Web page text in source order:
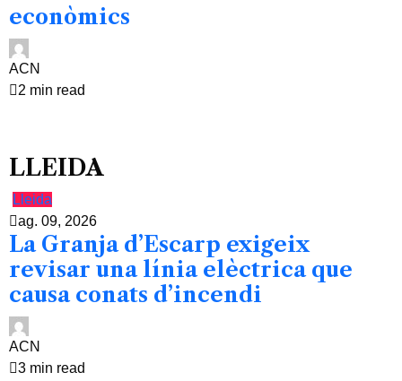
econòmics
ACN
2 min read
LLEIDA
Lleida
ag. 09, 2026
La Granja d’Escarp exigeix
revisar una línia elèctrica que
causa conats d’incendi
ACN
3 min read